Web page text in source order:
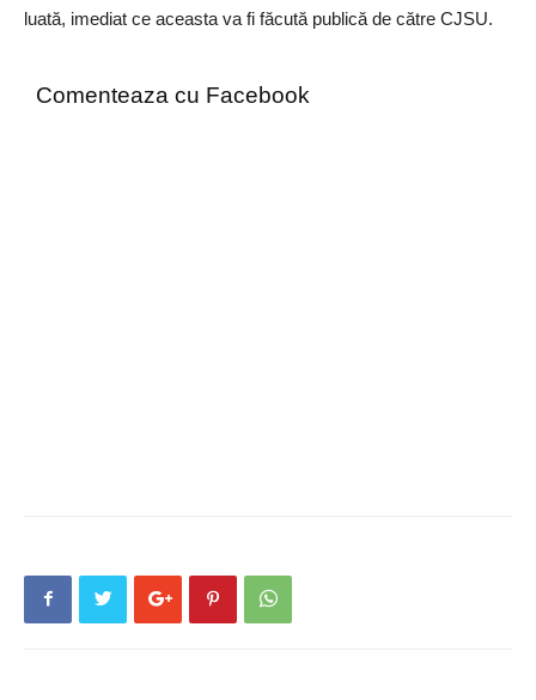
luată, imediat ce aceasta va fi făcută publică de către CJSU.
Comenteaza cu Facebook